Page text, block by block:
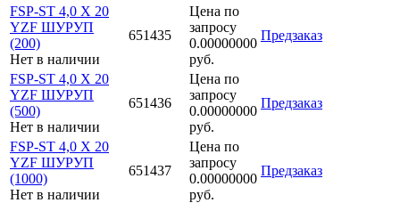
FSP-ST 4,0 X 20
YZF ШУРУП
(200)
Нет в наличии
651435
Цена по
запросу
0.00000000
руб.
Предзаказ
FSP-ST 4,0 X 20
YZF ШУРУП
(500)
Нет в наличии
651436
Цена по
запросу
0.00000000
руб.
Предзаказ
FSP-ST 4,0 X 20
YZF ШУРУП
(1000)
Нет в наличии
651437
Цена по
запросу
0.00000000
руб.
Предзаказ